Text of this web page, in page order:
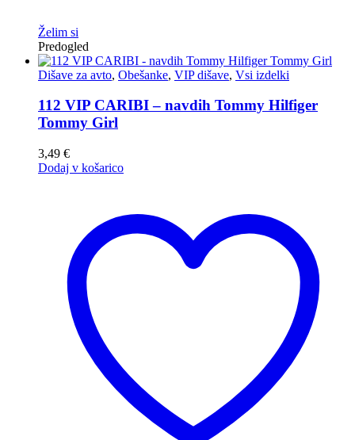
Želim si
Predogled
Dišave za avto, Obešanke, VIP dišave, Vsi izdelki
112 VIP CARIBI – navdih Tommy Hilfiger
Tommy Girl
3,49 €
Dodaj v košarico